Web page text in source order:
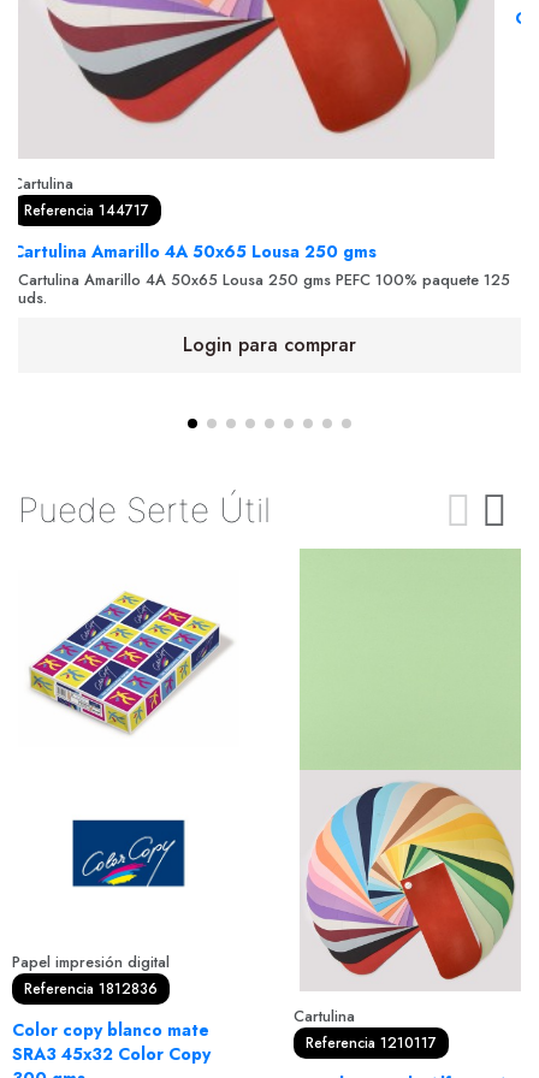
Cartulina
Referencia 144717
Cartulina Amarillo 4A 50x65 Lousa 250 gms
Cartulina Amarillo 4A 50x65 Lousa 250 gms PEFC 100% paquete 125
uds.
Login para comprar
Puede Serte Útil
Papel impresión digital
Referencia 1812836
Color copy blanco mate
SRA3 45x32 Color Copy
Cartulina
Referencia 1210117